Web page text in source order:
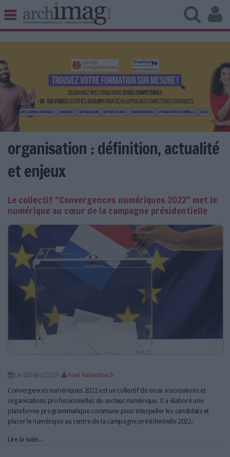
BIBLIOTHÈQUE ÉDITION
UNIVERS DATA
TRAVAIL COLLABORATIF
VIE NUMÉRIQUE
NUMÉRIQUE RESPONSABLE
LES NEWSLETTERS
LES GUIDES PRATIQUES
LES BASES DE DONNÉES
L'ESPACE EMPLOI
L'AGENDA
L'ANNUAIRE DES ACTEURS
LES LIVRES BLANCS
organisation : définition, actualité
et enjeux
Le collectif “Convergences numériques 2022” met le
numérique au cœur de la campagne présidentielle
Le 02/déc/2021
Axel Halsenbach
Convergences numériques 2022 est un collectif de onze associations et
organisations professionnelles du secteur numérique. Il a élaboré une
plateforme programmatique commune pour interpeller les candidats et
placer le numérique au centre de la campagne présidentielle 2022.
Lire la suite...